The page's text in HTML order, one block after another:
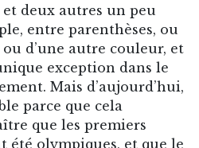
deux autres un peu
entre parenthèses, ou
d’une autre couleur, et
exception dans le
Mais d’aujourd’hui,
parce que cela
que les premiers
été olympiques, et que le